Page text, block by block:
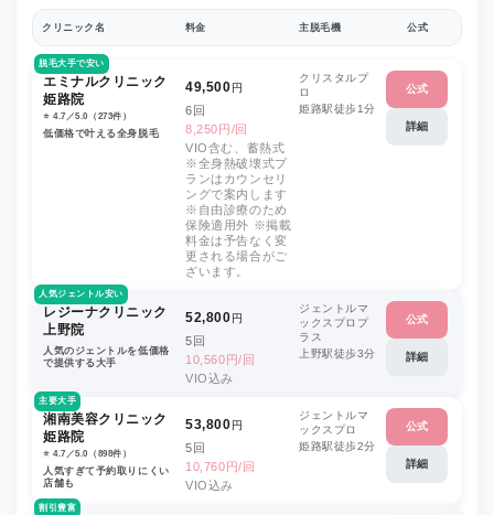
クリニック名 料金 主脱毛機 公式
脱毛大手で安い
エミナルクリニック
姫路院
⭐️ 4.7／5.0（273件）
低価格で叶える全身脱毛
49,500円
6回
8,250円/回
VIO含む、蓄熱式
※全身熱破壊式プ
ランはカウンセリ
ングで案内します
※自由診療のため
保険適用外 ※掲載
料金は予告なく変
更される場合がご
ざいます。
クリスタルプ
ロ
姫路駅徒歩1分
公式
詳細
人気ジェントル安い
レジーナクリニック
上野院
人気のジェントルを低価格
で提供する大手
52,800円
5回
10,560円/回
VIO込み
ジェントルマ
ックスプロプ
ラス
上野駅徒歩3分
公式
詳細
主要大手
湘南美容クリニック
姫路院
⭐️ 4.7／5.0（898件）
人気すぎて予約取りにくい
店舗も
53,800円
5回
10,760円/回
VIO込み
ジェントルマ
ックスプロ
姫路駅徒歩2分
公式
詳細
割引豊富